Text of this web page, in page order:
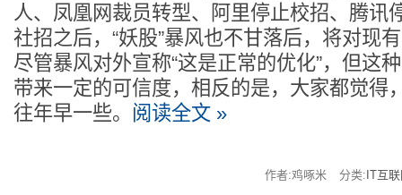
人、凤凰网裁员转型、阿里停止校招、腾讯
社招之后，“妖股”暴风也不甘落后，将对现
尽管暴风对外宣称“这是正常的优化”，但这
带来一定的可信度，相反的是，大家都觉得
往年早一些。 阅读全文 »
作者:鸡啄米 分类: IT互